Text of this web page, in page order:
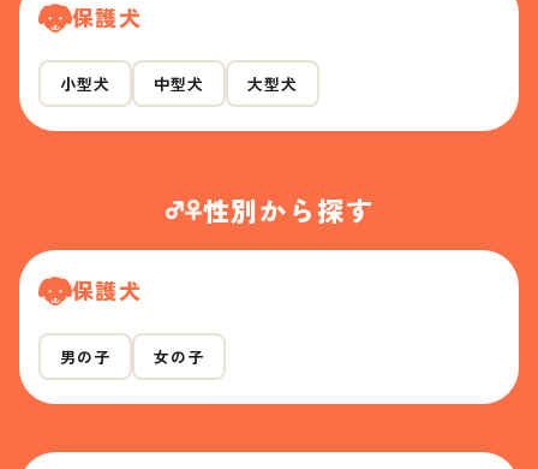
保護犬
小型犬 中型犬 大型犬
性別から探す
保護犬
男の子 女の子